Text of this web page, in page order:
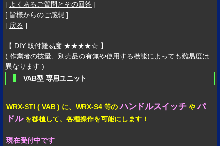
[ よくあるご質問とその回答 ]
[ 皆様からのご感想 ]
[ 戻る ]
【 DIY 取付難易度 ★★★★☆ 】
( 作業者の技量、別売品の有無や使用する機能によっても難易度は
異なります )
VAB型 専用ユニット
WRX-STI ( VAB ) に、WRX-S4 等のハンドルスイッチ やパ
ドルを移植して、各種操作を可能にします！
現在受付中です